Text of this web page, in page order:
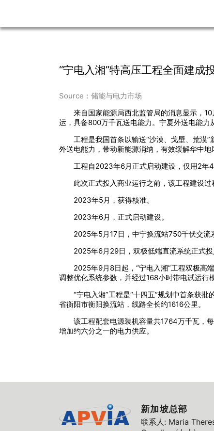
“宁电入湘”特高压工程全面建成
Source：储能与电力市场
来自国家能源局西北监管局的消息显示，
运，具备800万千瓦送电能力。宁夏外送电能力
工程是我国首条以输送“沙漠、戈壁、荒漠
外送电能力，带动新能源消纳，有效缓解华中地
工程自2023年6月正式启动建设，仅用2年
此次正式投入商业运行之前，该工程建设过
2023年5月，获得核准。
2023年6月，正式启动建设。
2025年5月17日，中宁换流站750千伏交流
2025年6月29日，双极低端直流系统正式
2025年9月8日起，“宁电入湘”工程双极高
调整优化系统参数，并经过168小时带电试运行
“宁电入湘”工程是“十四五”规划中首条获
省衡阳市衡阳换流站，线路全长约1616公里。
该工程配套电源装机容量共1764万千瓦，
增加约六分之一的电力供应。
新加坡总部
联系人: Maria